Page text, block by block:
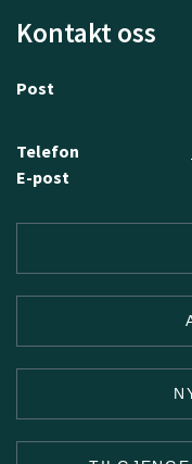
Kontakt oss
Post
Telefon
E-post